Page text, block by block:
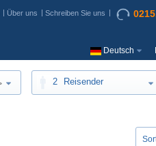
Über uns Schreiben Sie uns
Deutsch
2 Reisender